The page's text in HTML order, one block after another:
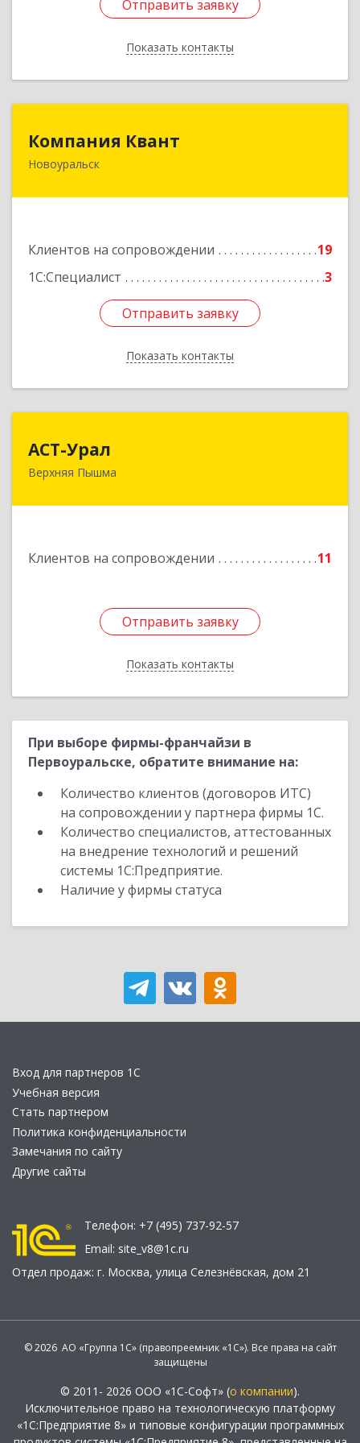
Отправить заявку
Показать контакты
Отправить заявку
Назад
Компания Квант
Новоуральск
Клиентов на сопровождении
19
1С:Специалист
3
Отправить заявку
Показать контакты
624130, Свердловская обл, Новоуральск г,
Отправить заявку
Назад
АСТ-Урал
Верхняя Пышма
Клиентов на сопровождении 11
Отправить заявку
Показать контакты
624090, Свердловская обл, Верхняя Пышма г,
Отправить заявку
Назад
При выборе фирмы-франчайзи в
Первоуральске, обратите внимание на:
Количество клиентов (договоров ИТС)
на сопровождении у партнера фирмы 1С.
Количество специалистов, аттестованных
на внедрение технологий и решений
системы 1С:Предприятие.
Наличие у фирмы статуса
Вход для партнеров 1С
Учебная версия
Стать партнером
Политика конфиденциальности
Замечания по сайту
Другие сайты
Телефон: +7 (495) 737-92-57
Email: site_v8@1c.ru
Отдел продаж: г. Москва, улица Селезнёвская, дом 21
© 2026 АО «Группа 1С» (правопреемник «1С»). Все права на сайт
защищены
© 2011- 2026 ООО «1С-Софт» (о компании).
Исключительное право на технологическую платформу
«1С:Предприятие 8» и типовые конфигурации программных